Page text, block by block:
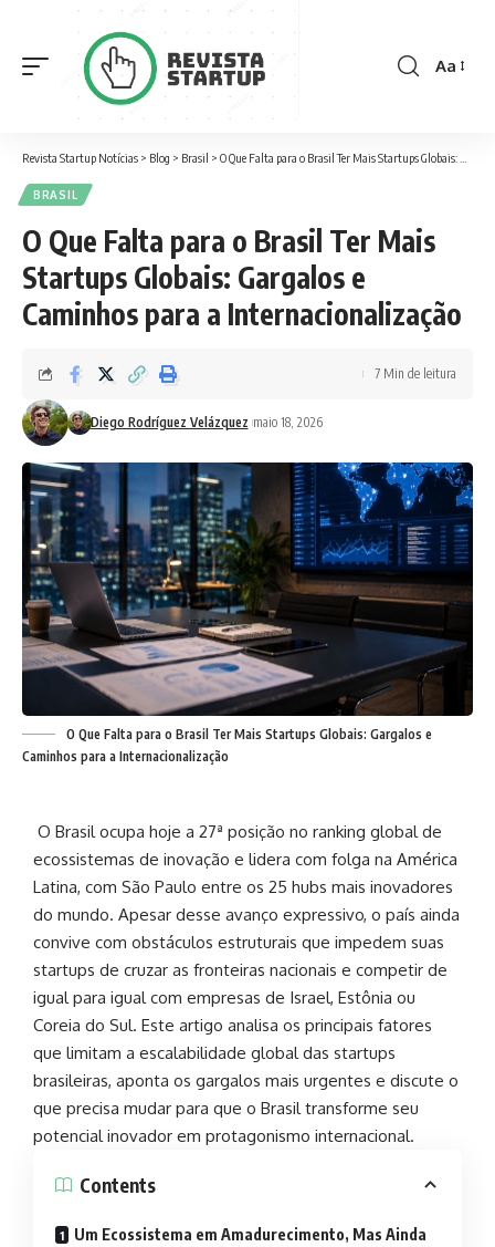
Aa
Revista Startup Notícias > Blog > Brasil > O Que Falta para o Brasil Ter Mais Startups Globais: Gargalos e Caminhos para a Internacionalização
BRASIL
O Que Falta para o Brasil Ter Mais
Startups Globais: Gargalos e
Caminhos para a Internacionalização
Diego Rodríguez Velázquez maio 18, 2026
7 Min de leitura
O Que Falta para o Brasil Ter Mais Startups Globais: Gargalos e
Caminhos para a Internacionalização
O Brasil ocupa hoje a 27ª posição no ranking global de
ecossistemas de inovação e lidera com folga na América
Latina, com São Paulo entre os 25 hubs mais inovadores
do mundo. Apesar desse avanço expressivo, o país ainda
convive com obstáculos estruturais que impedem suas
startups de cruzar as fronteiras nacionais e competir de
igual para igual com empresas de Israel, Estônia ou
Coreia do Sul. Este artigo analisa os principais fatores
que limitam a escalabilidade global das startups
brasileiras, aponta os gargalos mais urgentes e discute o
que precisa mudar para que o Brasil transforme seu
potencial inovador em protagonismo internacional.
Contents
Um Ecossistema em Amadurecimento, Mas Ainda